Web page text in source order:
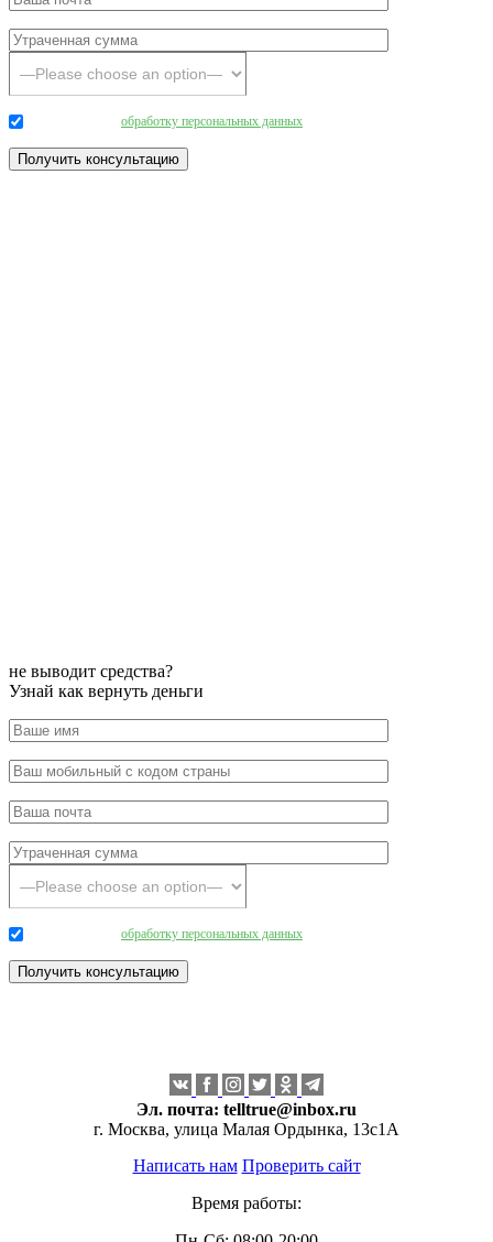
обработку персональных данных
не выводит средства?
Узнай как вернуть деньги
обработку персональных данных
Эл. почта: telltrue@inbox.ru
г. Москва, улица Малая Ордынка, 13с1А
Написать нам Проверить сайт
Время работы: